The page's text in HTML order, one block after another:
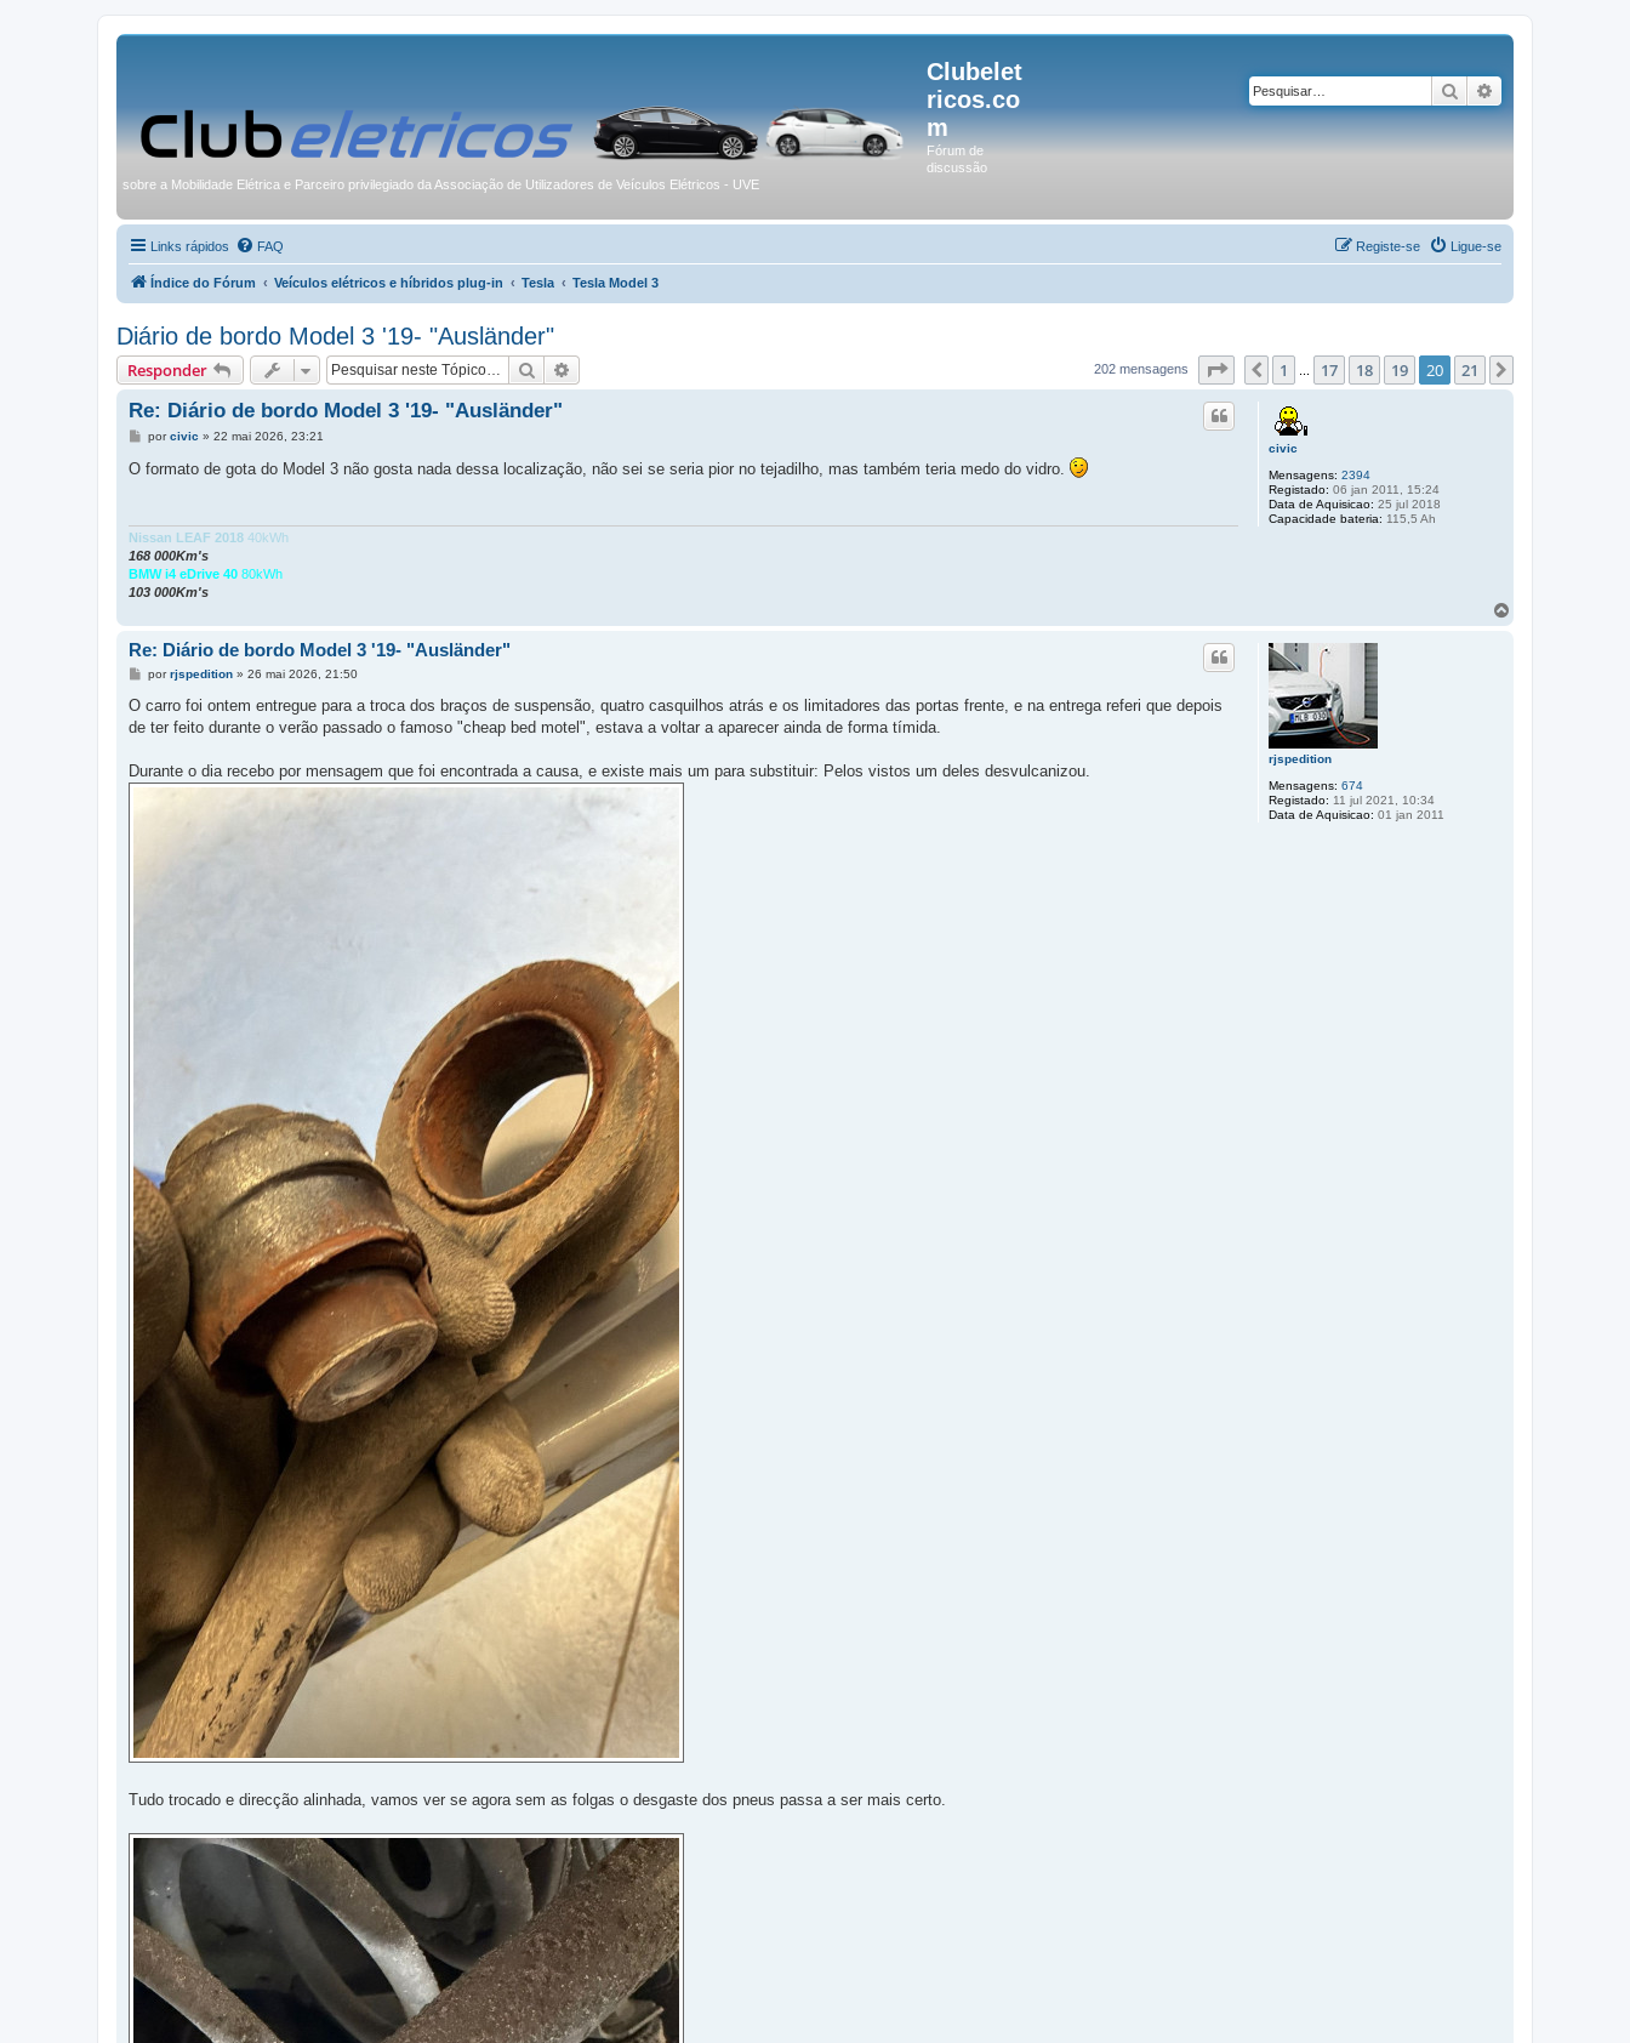
Clubelet
ricos.co
m
Fórum de
discussão
sobre a Mobilidade Elétrica e Parceiro privilegiado da Associação de Utilizadores de Veículos Elétricos - UVE
Pesquisar
Links rápidos FAQ Ligue-se
Registe-se
Índice do Fórum Veículos elétricos e híbridos plug-in Tesla Tesla Model 3
Diário de bordo Model 3 '19- "Ausländer"
Responder Pesquisar 202 mensagens Página20 de21
Anterior
1 17 18 19 20 21
civic
Mensagens: 2394
Registado: 06 jan 2011, 15:24
Data de Aquisicao: 25 jul 2018
Capacidade bateria: 115,5 Ah
Re: Diário de bordo Model 3 '19- "Ausländer"
M
n
s
m
porcivic » 22 mai 2026, 23:21
O formato de gota do Model 3 não gosta nada dessa localização, não sei se seria pior no tejadilho, mas também teria medo do vidro.
Nissan LEAF 2018 40kWh
168 000Km's
BMW i4 eDrive 40 80kWh
103 000Km's
rjspedition
Mensagens: 674
Registado: 11 jul 2021, 10:34
Data de Aquisicao: 01 jan 2011
Re: Diário de bordo Model 3 '19- "Ausländer"
M
n
a
m
porrjspedition» 26 mai 2026, 21:50
O carro foi ontem entregue para a troca dos braços de suspensão, quatro casquilhos atrás e os limitadores das portas frente, e na entrega referi que depois
de ter feito durante o verão passado o famoso "cheap bed motel", estava a voltar a aparecer ainda de forma tímida.
Durante o dia recebo por mensagem que foi encontrada a causa, e existe mais um para substituir: Pelos vistos um deles desvulcanizou.
Tudo trocado e direcção alinhada, vamos ver se agora sem as folgas o desgaste dos pneus passa a ser mais certo.